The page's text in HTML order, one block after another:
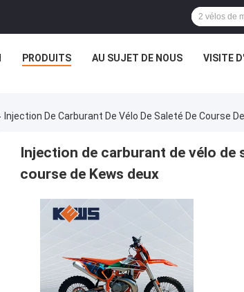
PRODUITS AU SUJET DE NOUS VISITE
Injection De Carburant De Vélo De Saleté De Course
Injection de carburant de vélo de
course de Kews deux